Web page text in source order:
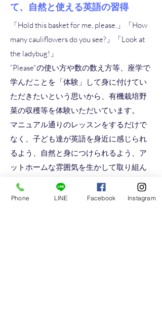
て、自然と使える英語の習得
「Hold this basket for me, please.」「How
many cauliflowers do you see?」「Look at
the ladybug!」
”Please"の使い方や数の数え方等、座学で
学んだことを「体験」して身に付けてい
ただきたいという思いから、有機栽培野
菜の収穫等を体験いただいています。
マニュアル通りのレッスンをするだけで
なく、子ども達が英語を身近に感じられ
るよう、自然と身につけられるよう、ア
ットホームな雰囲気を生かして取り組ん
でいます。
英語で食について学び、自分で収穫した
Phone LINE Facebook Instagram